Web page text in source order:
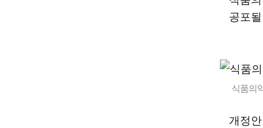
공포
식품의
개정